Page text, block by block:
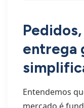
entrega
Entendemos
mercado é